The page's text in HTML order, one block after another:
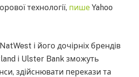
технології, пише Yahoo
і його дочірніх брендів
і Ulster Bank зможуть
здійснювати перекази та